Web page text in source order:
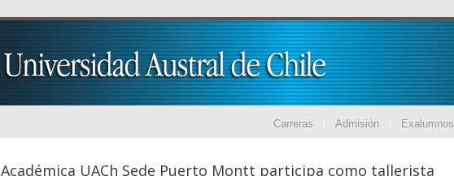
Carreras Admisión Exalumnos
Académica UACh Sede Puerto Montt participa como tallerista